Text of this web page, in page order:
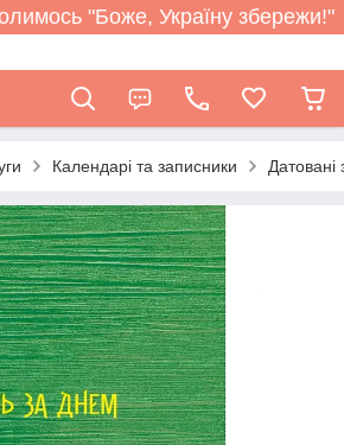
"Боже, Україну збережи!"
Календарі та записники Датовані